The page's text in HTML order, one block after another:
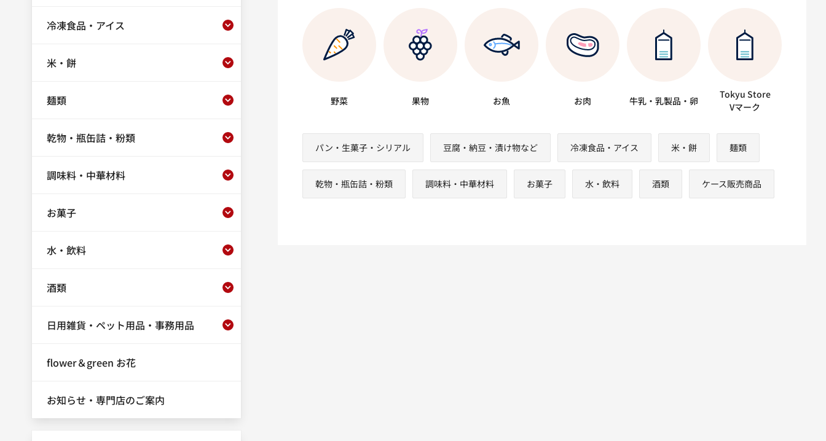
冷凍食品・アイス
米・餅
麺類
乾物・瓶缶詰・粉類
調味料・中華材料
お菓子
水・飲料
酒類
日用雑貨・ペット用品・事務用品
flower＆green お花
お知らせ・専門店のご案内
野菜 果物 お魚 お肉 牛乳・乳製品・卵
Tokyu Store
Vマーク
パン・生菓子・シリアル 豆腐・納豆・漬け物など 冷凍食品・アイス 米・餅 麺類
乾物・瓶缶詰・粉類 調味料・中華材料 お菓子 水・飲料 酒類 ケース販売商品